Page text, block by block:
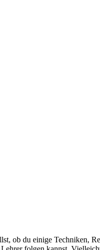
ob du einige Techniken,